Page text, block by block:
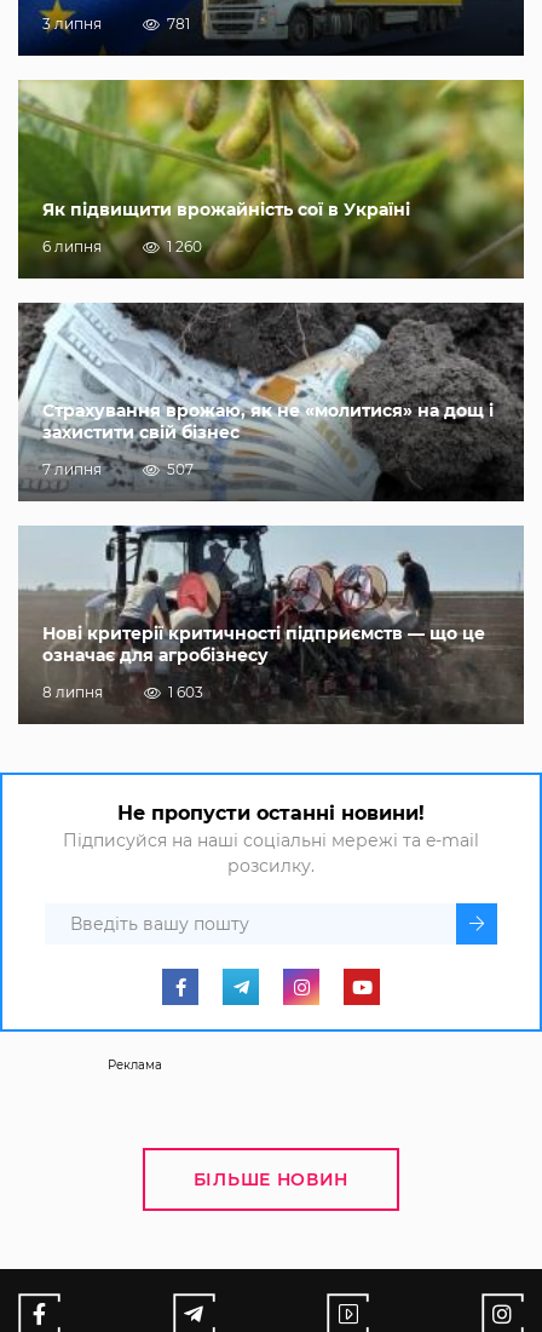
3 липня 781
Як підвищити врожайність сої в Україні
6 липня 1 260
Страхування врожаю, як не «молитися» на дощ і
захистити свій бізнес
7 липня 507
Нові критерії критичності підприємств — що це
означає для агробізнесу
8 липня 1 603
Не пропусти останні новини!
Підписуйся на наші соціальні мережі та e-mail
розсилку.
Реклама
БІЛЬШЕ НОВИН